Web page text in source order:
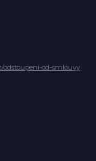
odstoupeni-od-smlouvy